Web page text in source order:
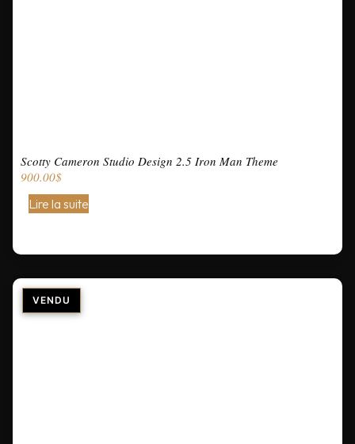
Scotty Cameron Studio Design 2.5 Iron Man Theme
900.00$
Lire la suite